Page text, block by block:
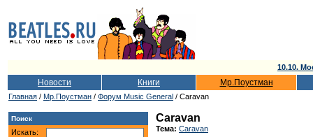
10.10.
Новости Книги Мр.Поустман
Главная / Мр.Поустман / Форум Music General / Caravan
Поиск
Искать:
Caravan
Тема: Caravan